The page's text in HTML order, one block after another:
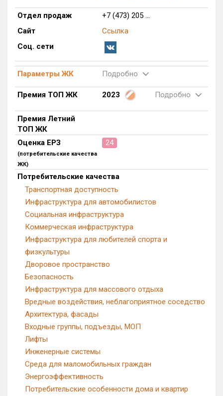
Найдено:
Блокированных домов
53 из 53
блоков в БД
14 140 из 14 140
Отдел продаж
+7 (473) 205 ...
Сайт
Ссылка
Соц. сети
Параметры ЖК Подробно
Премия ТОП ЖК 2023 Подробно
Премия Летний
ТОП ЖК
Оценка ЕРЗ
(потребительские качества
ЖК)
24
Потребительские качества
Транспортная доступность
Инфраструктура для автомобилистов
Социальная инфраструктура
Коммерческая инфраструктура
Инфраструктура для любителей спорта и
физкультуры
Дворовое пространство
Безопасность
Инфраструктура для массового отдыха
Вредные воздействия, неблагоприятное соседство
Архитектура, фасады
Входные группы, подъезды, МОП
Лифты
Инженерные системы
Среда для маломобильных граждан
Энергоэффективность
Потребительские особенности дома и квартир